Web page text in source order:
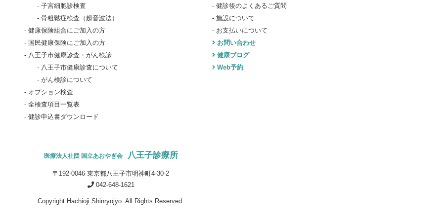
子宮細胞診検査
骨粗鬆症検査（超音波法）
健康保険組合にご加入の方
国民健康保険にご加入の方
八王子市健康診査・がん検診
八王子市健康診査について
がん検診について
オプション検査
全検査項目一覧表
健診申込書ダウンロード
健診後のよくあるご質問
施設について
お支払いについて
お問い合わせ
健康ブログ
Web予約
医療法人社団 国立あおやぎ会 八王子診療所
〒192-0046 東京都八王子市明神町4-30-2
042-648-1621
Copyright Hachioji Shinryojyo. All Rights Reserved.